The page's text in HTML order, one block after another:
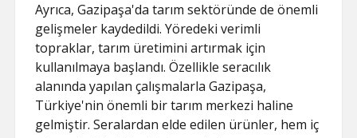
Ayrıca, Gazipaşa'da tarım sektöründe de önemli
gelişmeler kaydedildi. Yöredeki verimli
topraklar, tarım üretimini artırmak için
kullanılmaya başlandı. Özellikle seracılık
alanında yapılan çalışmalarla Gazipaşa,
Türkiye'nin önemli bir tarım merkezi haline
gelmiştir. Seralardan elde edilen ürünler, hem iç